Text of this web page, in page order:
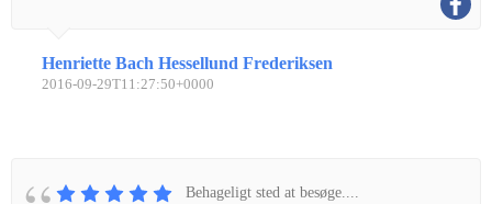
Henriette Bach Hessellund Frederiksen
2016-09-29T11:27:50+0000
Behageligt sted at besøge....